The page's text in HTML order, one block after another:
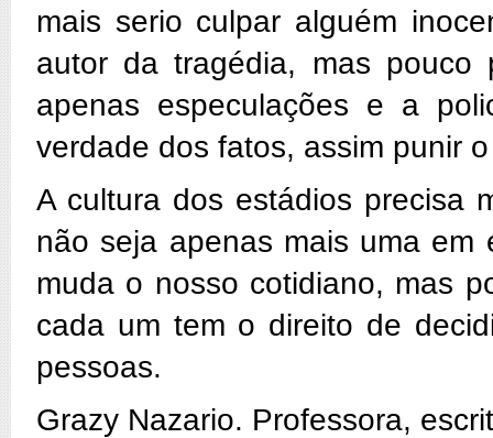
mais serio culpar alguém
autor da tragédia, mas pouco
apenas especulações e a
verdade dos fatos, assim punir
A cultura dos estádios precisa
não seja apenas mais uma em
muda o nosso cotidiano, mas
cada um tem o direito de
pessoas.
Grazy Nazario. Professora,